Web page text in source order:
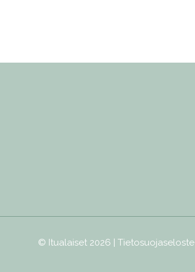
© Itualaiset 2026 | Tietosuojaseloste